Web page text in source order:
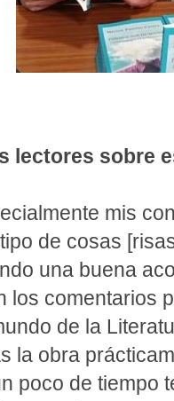
lectores sobre
mis
de cosas
una buena
los comentarios
de la
la obra
poco de tiempo